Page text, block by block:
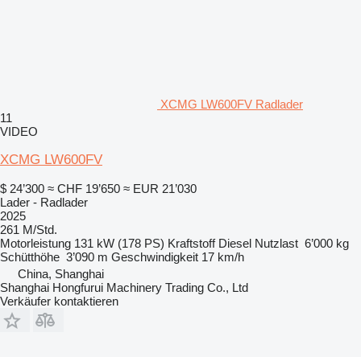
XCMG LW600FV Radlader
11
VIDEO
XCMG LW600FV
$ 24’300 ≈ CHF 19’650 ≈ EUR 21’030
Lader - Radlader
2025
261 M/Std.
Motorleistung 131 kW (178 PS) Kraftstoff Diesel Nutzlast 6’000 kg
Schütthöhe 3’090 m Geschwindigkeit 17 km/h
China, Shanghai
Shanghai Hongfurui Machinery Trading Co., Ltd
Verkäufer kontaktieren